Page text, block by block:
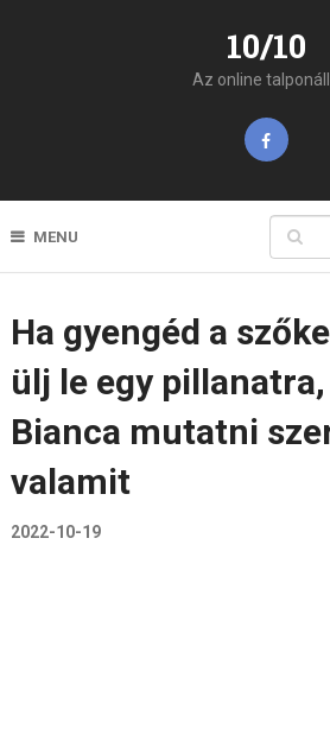
10/10
Az online
MENU
Ha gyengéd a
ülj le egy
Bianca mutatni
valamit
2022-10-19